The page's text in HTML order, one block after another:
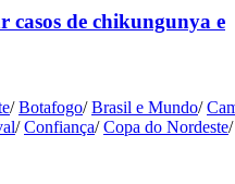
casos de chikungunya e
/ Botafogo/ Brasil e Mundo/
/ Confiança/ Copa do Nordeste/